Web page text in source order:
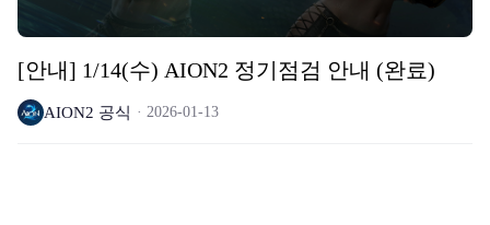
[안내] 1/14(수) AION2 정기점검 안내 (완료)
AION2 공식 2026-01-13